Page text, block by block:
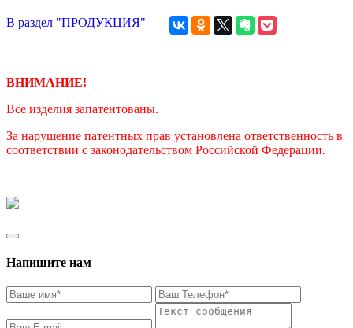
В раздел "ПРОДУКЦИЯ"
ВНИМАНИЕ!
Все изделия запатентованы.
За нарушение патентных прав установлена ответственность в
соответствии с законодательством Российской Федерации.
Напишите нам